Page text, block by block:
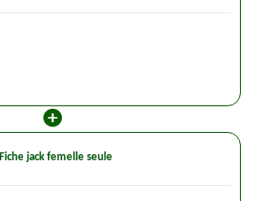
Fiche jack femelle seule